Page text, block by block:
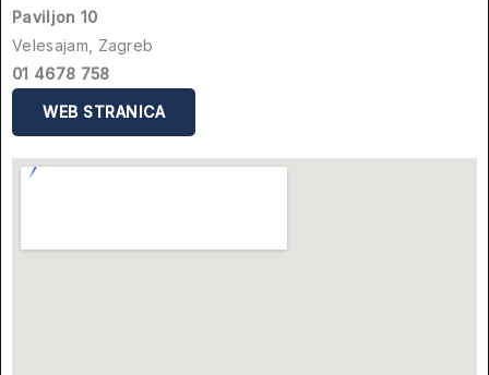
Paviljon 10
Velesajam, Zagreb
01 4678 758
WEB STRANICA